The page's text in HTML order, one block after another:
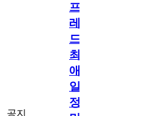
공지
프
레
드]
최
애
일
정